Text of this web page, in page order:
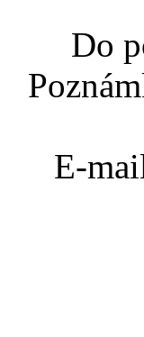
Do
E-